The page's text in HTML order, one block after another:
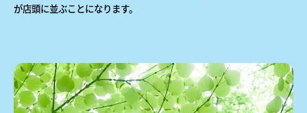
が店頭に並ぶことになります。